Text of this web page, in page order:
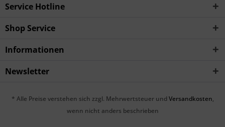
Service Hotline
Shop Service
Informationen
Newsletter
* Alle Preise verstehen sich zzgl. Mehrwertsteuer und Versandkosten,
wenn nicht anders beschrieben